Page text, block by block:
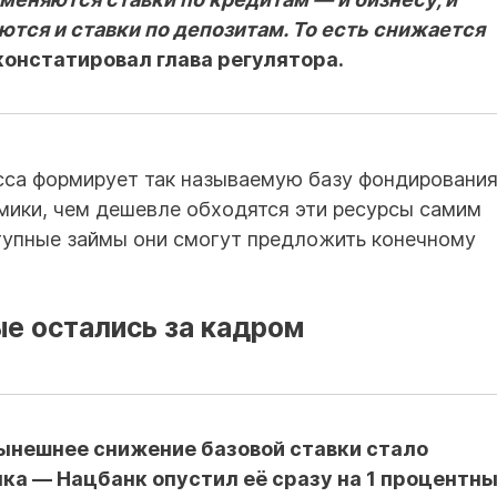
и ставки по депозитам. То есть снижается
глава регулятора.
формирует так называемую базу фондирования
чем дешевле обходятся эти ресурсы самим
займы они смогут предложить конечному
остались за кадром
снижение базовой ставки стало
— Нацбанк опустил её сразу на 1